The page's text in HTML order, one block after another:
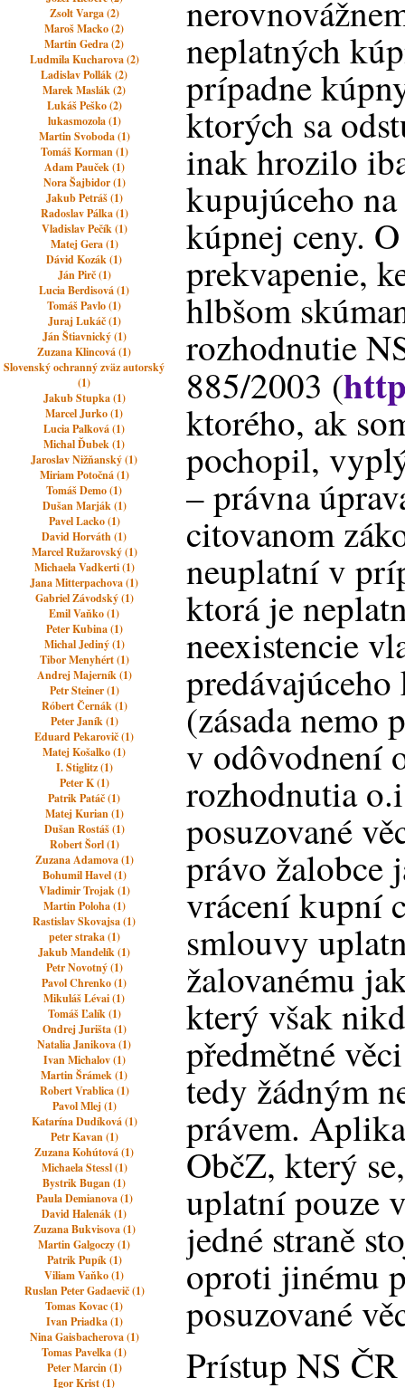
Zsolt Varga (2)
Maroš Macko (2)
Martin Gedra (2)
Ludmila Kucharova (2)
Ladislav Pollák (2)
Marek Maslák (2)
Lukáš Peško (2)
lukasmozola (1)
Martin Svoboda (1)
Tomáš Korman (1)
Adam Pauček (1)
Nora Šajbidor (1)
Jakub Petráš (1)
Radoslav Pálka (1)
Vladislav Pečík (1)
Matej Gera (1)
Dávid Kozák (1)
Ján Pirč (1)
Lucia Berdisová (1)
Tomáš Pavlo (1)
Juraj Lukáč (1)
Ján Štiavnický (1)
Zuzana Klincová (1)
Slovenský ochranný zväz autorský
(1)
Jakub Stupka (1)
Marcel Jurko (1)
Lucia Palková (1)
Michal Ďubek (1)
Jaroslav Nižňanský (1)
Miriam Potočná (1)
Tomáš Demo (1)
Dušan Marják (1)
Pavel Lacko (1)
David Horváth (1)
Marcel Ružarovský (1)
Michaela Vadkerti (1)
Jana Mitterpachova (1)
Gabriel Závodský (1)
Emil Vaňko (1)
Peter Kubina (1)
Michal Jediný (1)
Tibor Menyhért (1)
Andrej Majerník (1)
Petr Steiner (1)
Róbert Černák (1)
Peter Janík (1)
Eduard Pekarovič (1)
Matej Košalko (1)
I. Stiglitz (1)
Peter K (1)
Patrik Patáč (1)
Matej Kurian (1)
Dušan Rostáš (1)
Robert Šorl (1)
Zuzana Adamova (1)
Bohumil Havel (1)
Vladimir Trojak (1)
Martin Poloha (1)
Rastislav Skovajsa (1)
peter straka (1)
Jakub Mandelík (1)
Petr Novotný (1)
Pavol Chrenko (1)
Mikuláš Lévai (1)
Tomáš Ľalík (1)
Ondrej Jurišta (1)
Natalia Janikova (1)
Ivan Michalov (1)
Martin Šrámek (1)
Robert Vrablica (1)
Pavol Mlej (1)
Katarína Dudíková (1)
Petr Kavan (1)
Zuzana Kohútová (1)
Michaela Stessl (1)
Bystrik Bugan (1)
Paula Demianova (1)
David Halenák (1)
Zuzana Bukvisova (1)
Martin Galgoczy (1)
Patrik Pupík (1)
Viliam Vaňko (1)
Ruslan Peter Gadaevič (1)
Tomas Kovac (1)
Ivan Priadka (1)
Nina Gaisbacherova (1)
Tomas Pavelka (1)
Peter Marcin (1)
Igor Krist (1)
neplatných
prípadne
ktorých sa
inak hrozilo
kupujúceho
kúpnej ceny.
prekvapenie,
hlbšom
rozhodnutie
885/2003 (
ktorého, ak
pochopil,
– právna
citovanom
neuplatní v
ktorá je
neexistencie
(zásada nemo
v odôvodnení
rozhodnutia
posuzované
právo žalobce
vrácení kupní
smlouvy
žalovanému
který však
předmětné
tedy žádným
právem.
ObčZ, který
uplatní pouze
jedné straně
oproti jinému
posuzované
Prístup NS